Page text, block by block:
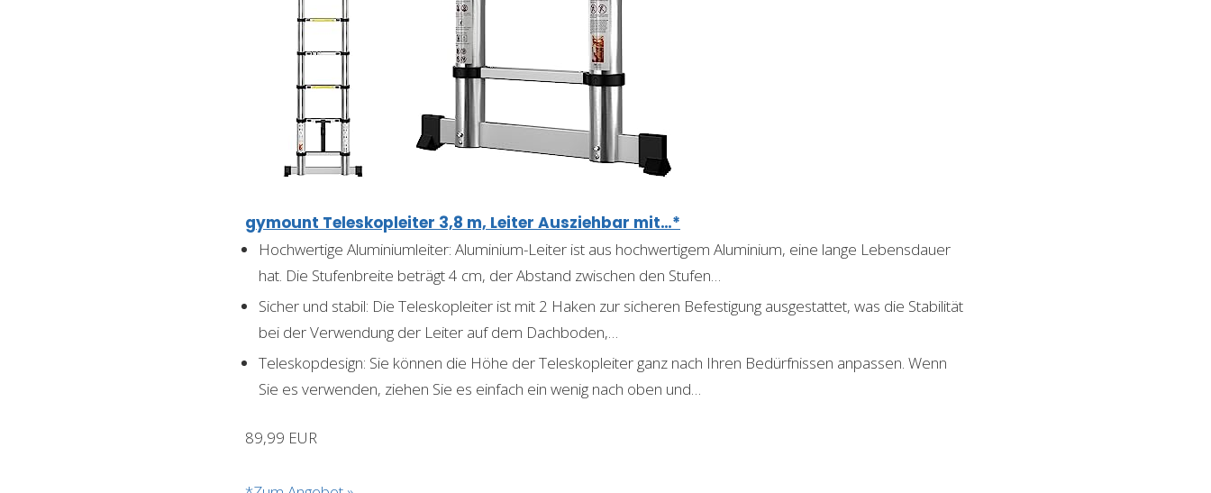
gymount Teleskopleiter 3,8 m, Leiter Ausziehbar mit…*
Hochwertige Aluminiumleiter: Aluminium-Leiter ist aus hochwertigem Aluminium, eine lange Lebensdauer
hat. Die Stufenbreite beträgt 4 cm, der Abstand zwischen den Stufen…
Sicher und stabil: Die Teleskopleiter ist mit 2 Haken zur sicheren Befestigung ausgestattet, was die Stabilität
bei der Verwendung der Leiter auf dem Dachboden,…
Teleskopdesign: Sie können die Höhe der Teleskopleiter ganz nach Ihren Bedürfnissen anpassen. Wenn
Sie es verwenden, ziehen Sie es einfach ein wenig nach oben und…
89,99 EUR